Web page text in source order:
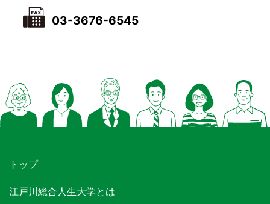
03-3676-6545
トップ
江戸川総合人生大学とは